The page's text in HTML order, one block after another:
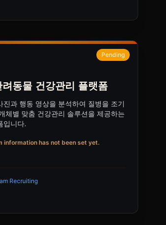
Pending
동물 건강관리 플랫폼
진과 행동 영상을 분석하여 질병을 조기
체별 맞춤 건강관리 솔루션을 제공하는
입니다.
information has not been set yet.
Recruiting